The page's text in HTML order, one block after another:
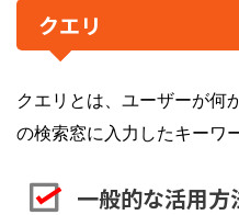
クエリ
クエリとは、ユーザーが何
の検索窓に入力したキーワ
一般的な活用方